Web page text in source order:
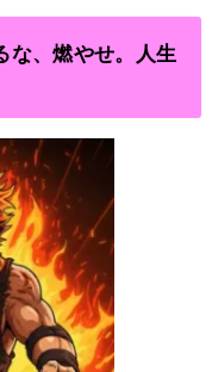
な、燃やせ。人生